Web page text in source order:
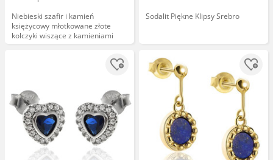
Niebieski szafir i kamień
księżycowy młotkowane złote
kolczyki wiszące z kamieniami
Sodalit Piękne Klipsy Srebro